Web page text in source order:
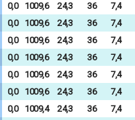
0,0 1009,6 24,3 36
7,4
0,0 1009,6 24,3 36
7,4
0,0 1009,6 24,3 36
7,4
0,0 1009,6 24,3 36
7,4
0,0 1009,6 24,3 36
7,4
0,0 1009,6 24,3 36
7,4
0,0 1009,4 24,3 36
7,4